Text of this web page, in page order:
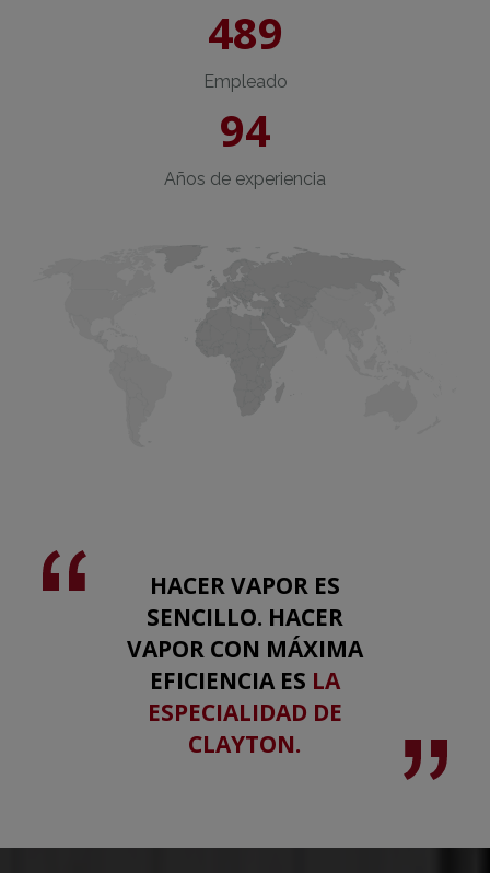
489
Empleado
94
Años de experiencia
HACER VAPOR ES
SENCILLO. HACER
VAPOR CON MÁXIMA
EFICIENCIA ES LA
ESPECIALIDAD DE
CLAYTON.